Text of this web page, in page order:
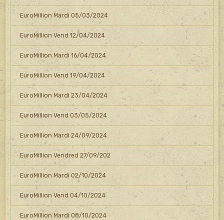
EuroMillion Mardi 05/03/2024
EuroMillion Vend 12/04/2024
EuroMillion Mardi 16/04/2024
EuroMillion Vend 19/04/2024
EuroMillion Mardi 23/04/2024
EuroMillion Vend 03/05/2024
EuroMillion Mardi 24/09/2024
EuroMillion Vendred 27/09/202
EuroMillion Mardi 02/10/2024
EuroMillion Vend 04/10/2024
EuroMillion Mardi 08/10/2024